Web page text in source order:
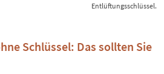
Entlüftungsschlüssel.
Schlüssel: Das sollten Sie